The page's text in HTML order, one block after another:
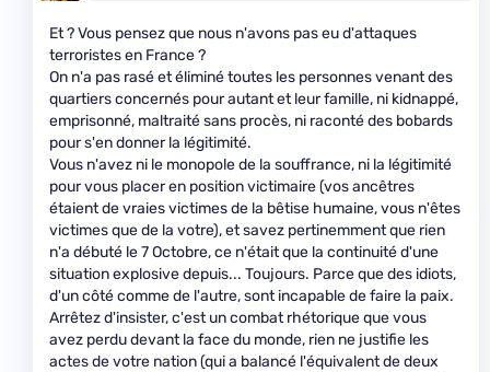
Et ? Vous pensez que nous n'avons pas eu d'attaques
terroristes en France ?
On n'a pas rasé et éliminé toutes les personnes venant des
quartiers concernés pour autant et leur famille, ni kidnappé,
emprisonné, maltraité sans procès, ni raconté des bobards
pour s'en donner la légitimité.
Vous n'avez ni le monopole de la souffrance, ni la légitimité
pour vous placer en position victimaire (vos ancêtres
étaient de vraies victimes de la bêtise humaine, vous n'êtes
victimes que de la votre), et savez pertinemment que rien
n'a débuté le 7 Octobre, ce n'était que la continuité d'une
situation explosive depuis... Toujours. Parce que des idiots,
d'un côté comme de l'autre, sont incapable de faire la paix.
Arrêtez d'insister, c'est un combat rhétorique que vous
avez perdu devant la face du monde, rien ne justifie les
actes de votre nation (qui a balancé l'équivalent de deux